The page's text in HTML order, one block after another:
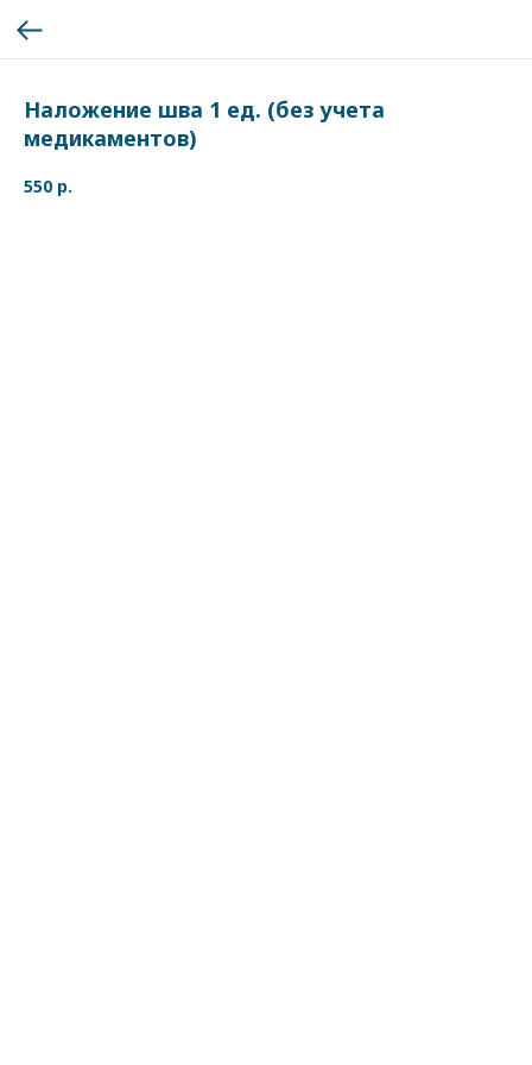
Наложение шва 1 ед. (без учета
медикаментов)
550 р.